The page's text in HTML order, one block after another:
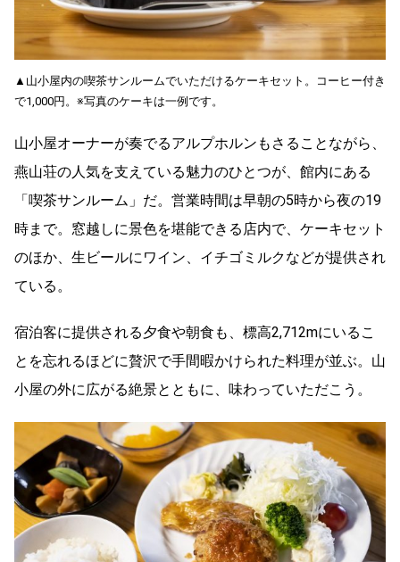
▲山小屋内の喫茶サンルームでいただけるケーキセット。コーヒー付き
で1,000円。※写真のケーキは一例です。
山小屋オーナーが奏でるアルプホルンもさることながら、
燕山荘の人気を支えている魅力のひとつが、館内にある
「喫茶サンルーム」だ。営業時間は早朝の5時から夜の19
時まで。窓越しに景色を堪能できる店内で、ケーキセット
のほか、生ビールにワイン、イチゴミルクなどが提供され
ている。
宿泊客に提供される夕食や朝食も、標高2,712mにいるこ
とを忘れるほどに贅沢で手間暇かけられた料理が並ぶ。山
小屋の外に広がる絶景とともに、味わっていただこう。